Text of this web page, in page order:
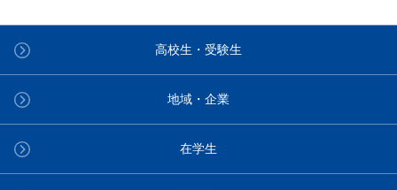
高校生・受験生
地域・企業
在学生